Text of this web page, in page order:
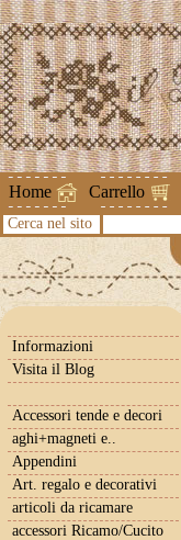
Home Carrello
Cerca nel sito
Informazioni
Visita il Blog
Accessori tende e decori
aghi+magneti e..
Appendini
Art. regalo e decorativi
articoli da ricamare
accessori Ricamo/Cucito